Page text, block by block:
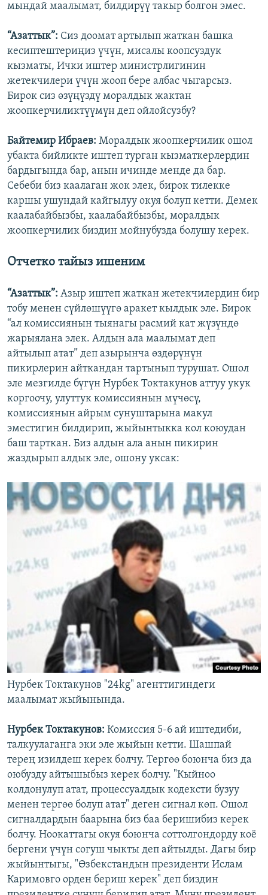
мындай маалымат, билдирүү такыр болгон эмес.
“Азаттык”: Сиз доомат артылып жаткан башка
кесиптештериңиз үчүн, мисалы коопсуздук
кызматы, Ички иштер министрлигинин
жетекчилери үчүн жооп бере албас чыгарсыз.
Бирок сиз өзүңүздү моралдык жактан
жоопкерчиликтүүмүн деп ойлойсузбу?
Байтемир Ибраев: Моралдык жоопкерчилик ошол
убакта бийликте иштеп турган кызматкерлердин
бардыгында бар, анын ичинде менде да бар.
Себеби биз каалаган жок элек, бирок тилекке
каршы ушундай кайгылуу окуя болуп кетти. Демек
каалабайбызбы, каалабайбызбы, моралдык
жоопкерчилик биздин мойнубузда болушу керек.
Отчетко тайыз ишеним
“Азаттык”: Азыр иштеп жаткан жетекчилердин бир
тобу менен сүйлөшүүгө аракет кылдык эле. Бирок
“ал комиссиянын тыянагы расмий кат жүзүндө
жарыялана элек. Алдын ала маалымат деп
айтылып атат” деп азырынча өздөрүнүн
пикирлерин айткандан тартынып турушат. Ошол
эле мезгилде бүгүн Нурбек Токтакунов аттуу укук
коргоочу, улуттук комиссиянын мүчөсү,
комиссиянын айрым сунуштарына макул
эместигин билдирип, жыйынтыкка кол коюудан
баш тарткан. Биз алдын ала анын пикирин
жаздырып алдык эле, ошону уксак:
Нурбек Токтакунов "24kg" агенттигиндеги
маалымат жыйынында.
Нурбек Токтакунов: Комиссия 5-6 ай иштедиби,
талкуулаганга эки эле жыйын кетти. Шашпай
терең изилдеш керек болчу. Тергөө боюнча биз да
оюбузду айтышыбыз керек болчу. "Кыйноо
колдонулуп атат, процессуалдык кодексти бузуу
менен тергөө болуп атат" деген сигнал көп. Ошол
сигналдардын баарына биз баа беришибиз керек
болчу. Ноокаттагы окуя боюнча соттолгондорду коё
бергени үчүн согуш чыкты деп айтылды. Дагы бир
жыйынтыгы, "Өзбекстандын президенти Ислам
Каримовго орден бериш керек" деп биздин